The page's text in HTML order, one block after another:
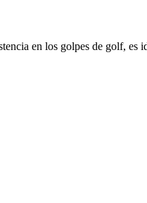
en los golpes de golf, es